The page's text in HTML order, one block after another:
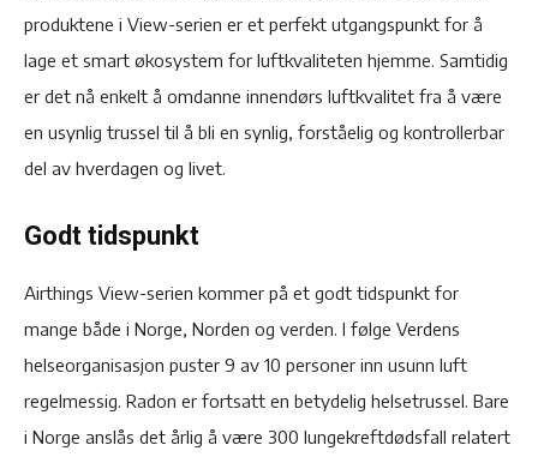
produktene i View-serien er et perfekt utgangspunkt for å
lage et smart økosystem for luftkvaliteten hjemme. Samtidig
er det nå enkelt å omdanne innendørs luftkvalitet fra å være
en usynlig trussel til å bli en synlig, forståelig og kontrollerbar
del av hverdagen og livet.
Godt tidspunkt
Airthings View-serien kommer på et godt tidspunkt for
mange både i Norge, Norden og verden. I følge Verdens
helseorganisasjon puster 9 av 10 personer inn usunn luft
regelmessig. Radon er fortsatt en betydelig helsetrussel. Bare
i Norge anslås det årlig å være 300 lungekreftdødsfall relatert